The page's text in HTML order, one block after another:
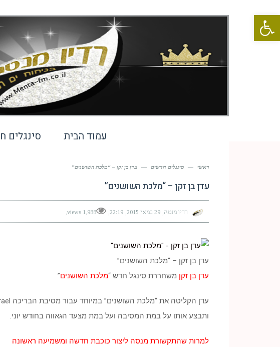
פתח סרגל נגישות
עמוד הבית סינגלים
ראשי — סינגלים חדשים — עדן בן זקן – “מלכת השושנים”
עדן בן זקן – “מלכת השושנים”
רדיו מנטה 29 במאי 2015 22:19
1,988 views
עדן בן זקן – “מלכת השושנים”
עדן בן זקן משחררת סינגל חדש “מלכת השושנים”
עדן הקליטה את “מלכת השושנים” במיוחד עבור מסיבת הבריכה Water Park Israel
ותבצע אותו על במת המסיבה ועל במת מצעד הגאווה בחודש יוני.
למרות שהתקשורת מנסה ליצור כוכבת חדשה ומשמיעה ראשונה